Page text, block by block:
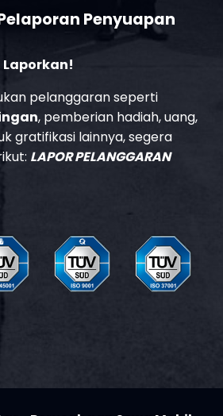
Penyuapan
Laporkan!
pelanggaran seperti
, pemberian hadiah, uang,
gratifikasi lainnya, segera
LAPOR PELANGGARAN